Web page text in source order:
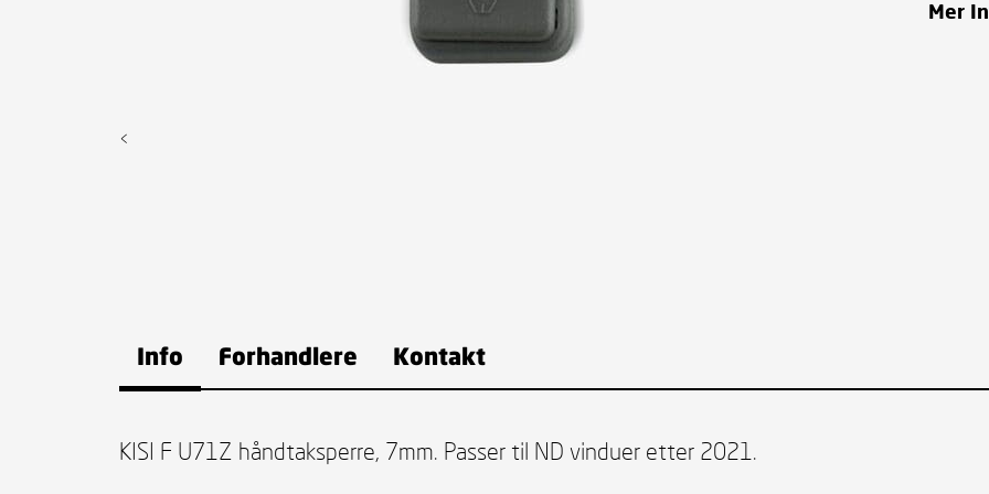
<
Mer
Info Forhandlere Kontakt
KISI F U71Z håndtaksperre, 7mm. Passer til ND vinduer etter 2021.